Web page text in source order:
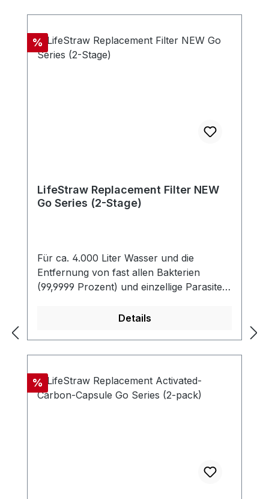
Rabatt
%
LifeStraw Replacement Filter NEW
Go Series (2-Stage)
Für ca. 4.000 Liter Wasser und die
Entfernung von fast allen Bakterien
(99,9999 Prozent) und einzellige Parasiten
welche das Wasser verunreinigen. Der
Mikron. Der Filter ist chemiefrei, und
benötigt weder Strom, Batterien oder
Ersatzteile.Kompatibel mit neuer LifeStraw
Go Serie (Version Tragegriff im Deckel).
Details
Rabatt
%